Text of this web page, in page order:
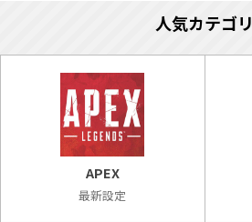
人気カテゴリ
APEX
最新設定